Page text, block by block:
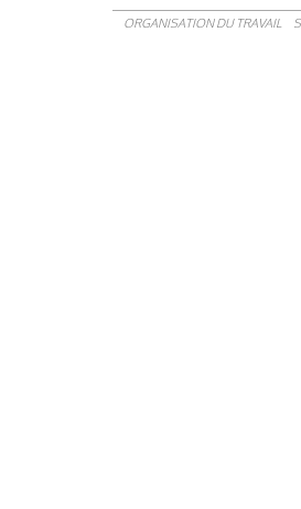
ORGANISATION DU TRAVAIL